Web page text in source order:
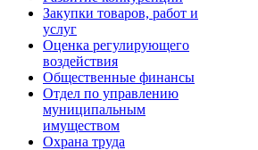
Закупки товаров, работ и
услуг
Оценка регулирующего
воздействия
Общественные финансы
Отдел по управлению
муниципальным
имуществом
Охрана труда